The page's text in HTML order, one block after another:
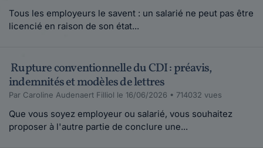
Tous les employeurs le savent : un salarié ne peut pas être
licencié en raison de son état...
Rupture conventionnelle du CDI : préavis,
indemnités et modèles de lettres
Par Caroline Audenaert Filliol le 16/06/2026 • 714032 vues
Que vous soyez employeur ou salarié, vous souhaitez
proposer à l'autre partie de conclure une...